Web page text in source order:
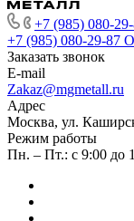
+7 (985) 080-
+7 (985) 080-29-87
Заказать звонок
E-mail
Zakaz@mgmetall.ru
Адрес
Москва, ул.
Режим работы
Пн. – Пт.: с 9:00 до